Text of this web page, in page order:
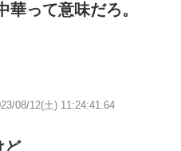
って意味だろ。
08/12(土) 11:24:41.64
ど